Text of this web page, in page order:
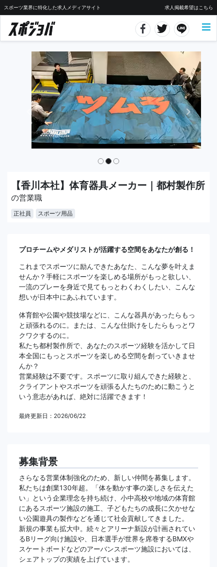
スポーツ業界に特化した求人メディアサイト 求人掲載希望はこちら
【香川本社】体育器具メーカー｜都村製作所
の営業職
正社員 スポーツ用品
プロチームやメダリストが活躍する空間をあなたが創る！
これまでスポーツに励んできたあなた、こんな夢を叶えま
せんか？手軽にスポーツを楽しめる場所がもっと欲しい、
一流のプレーを身近で見てもっとわくわくしたい、こんな
想いが日本中にあふれています。
体育館や公園や競技場などに、こんな器具があったらもっ
と頑張れるのに。または、こんな仕掛けをしたらもっとワ
クワクするのに。
私たち都村製作所で、あなたのスポーツ経験を活かして日
本全国にもっとスポーツを楽しめる空間を創っていきませ
んか？
営業経験は不要です。スポーツに取り組んできた経験と、
クライアントやスポーツを頑張る人たちのために動こうと
いう意志があれば、絶対に活躍できます！
最終更新日：2026/06/22
募集背景
さらなる営業体制強化のため、新しい仲間を募集します。
私たちは創業130年超。「体を動かす事の楽しさを伝えた
い」という企業理念を持ち続け、小中高校や地域の体育館
にあるスポーツ施設の施工、子どもたちの成長に欠かせな
い公園遊具の製作などを通じて社会貢献してきました。
新規の事業も拡大中。続々とアリーナ新設が計画されてい
るBリーグ向け施設や、日本選手が世界を席巻するBMXや
スケートボードなどのアーバンスポーツ施設においては、
シェアトップの実績を上げています。